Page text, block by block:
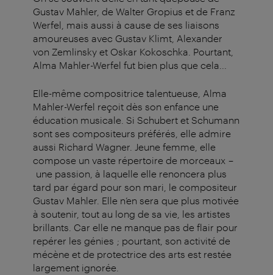
Gustav Mahler, de Walter Gropius et de Franz
Werfel, mais aussi à cause de ses liaisons
amoureuses avec Gustav Klimt, Alexander
von Zemlinsky et Oskar Kokoschka. Pourtant,
Alma Mahler-Werfel fut bien plus que cela...
Elle-même compositrice talentueuse, Alma
Mahler-Werfel reçoit dès son enfance une
éducation musicale. Si Schubert et Schumann
sont ses compositeurs préférés, elle admire
aussi Richard Wagner. Jeune femme, elle
compose un vaste répertoire de morceaux –
une passion, à laquelle elle renoncera plus
tard par égard pour son mari, le compositeur
Gustav Mahler. Elle n’en sera que plus motivée
à soutenir, tout au long de sa vie, les artistes
brillants. Car elle ne manque pas de flair pour
repérer les génies ; pourtant, son activité de
mécène et de protectrice des arts est restée
largement ignorée.